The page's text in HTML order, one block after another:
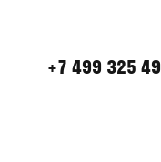
+7 499 325